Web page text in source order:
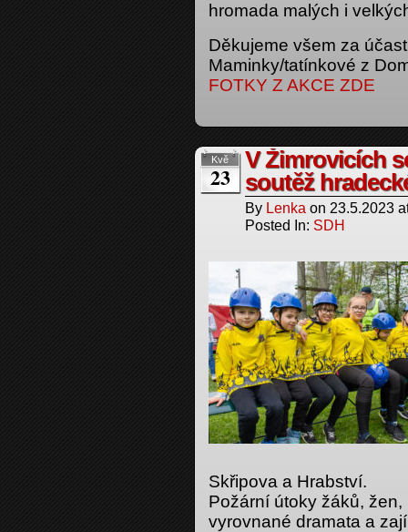
hromada malých i
Děkujeme všem za
Maminky/tatínkové z
FOTKY Z AKCE ZDE
Kvě
23
V Žimrovicích
soutěž
By Lenka on 23.5.2023
Posted In: SDH
Skřipova a Hrabství.
Požární útoky žáků,
vyrovnané dramata a